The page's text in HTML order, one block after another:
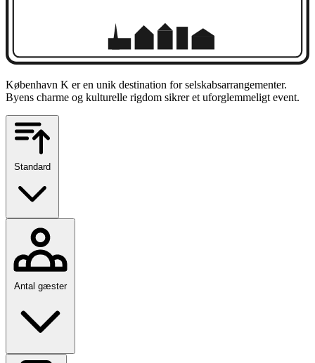
København K er en unik destination for selskabsarrangementer.
Byens charme og kulturelle rigdom sikrer et uforglemmeligt event.
Standard
Antal gæster